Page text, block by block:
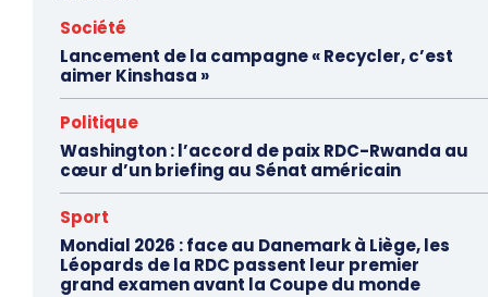
Société
Lancement de la campagne « Recycler, c’est
aimer Kinshasa »
Politique
Washington : l’accord de paix RDC-Rwanda au
cœur d’un briefing au Sénat américain
Sport
Mondial 2026 : face au Danemark à Liège, les
Léopards de la RDC passent leur premier
grand examen avant la Coupe du monde